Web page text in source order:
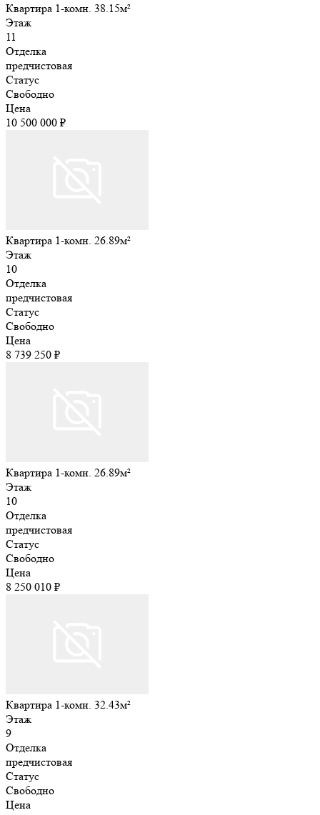
Квартира 1-комн. 38.15м²
Этаж
11
Отделка
предчистовая
Статус
Свободно
Цена
10 500 000 ₽
Квартира 1-комн. 26.89м²
Этаж
10
Отделка
предчистовая
Статус
Свободно
Цена
8 739 250 ₽
Квартира 1-комн. 26.89м²
Этаж
10
Отделка
предчистовая
Статус
Свободно
Цена
8 250 010 ₽
Квартира 1-комн. 32.43м²
Этаж
9
Отделка
предчистовая
Статус
Свободно
Цена